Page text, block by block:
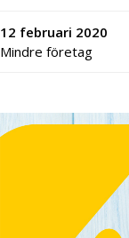
12 februari 2020
Mindre företag